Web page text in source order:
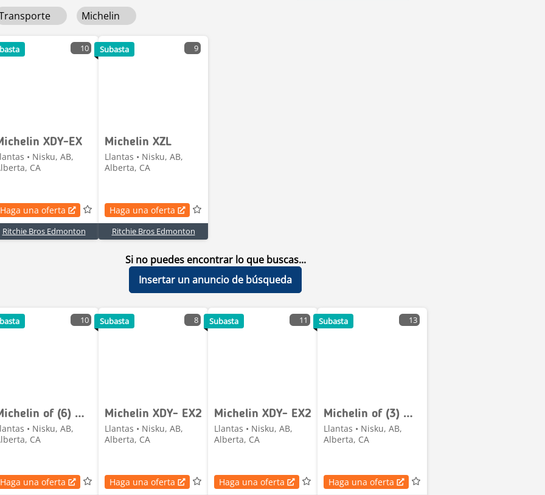
Michelin
10
XDY-EX
• Nisku, AB,
CA
Haga una oferta
Ritchie Bros Edmonton
9
Michelin XZL
Llantas • Nisku, AB,
Alberta, CA
Haga una oferta
Ritchie Bros Edmonton
Subasta
Si no puedes encontrar lo que buscas...
Insertar un anuncio de búsqueda
10
Michelin of (6) Michelin 245/75R17 Tires (Unused)
• Nisku, AB,
CA
Haga una oferta
8
Michelin XDY- EX2
Llantas • Nisku, AB,
Alberta, CA
Haga una oferta
Subasta 11
Michelin XDY- EX2
Llantas • Nisku, AB,
Alberta, CA
Haga una oferta
Subasta 13
Michelin of (3) Michelin 11R24.5 Tires
Llantas • Nisku, AB,
Alberta, CA
Haga una oferta
Subasta